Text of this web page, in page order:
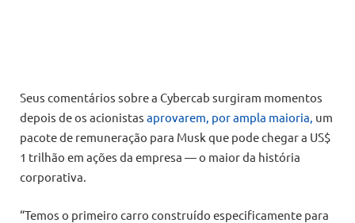
Seus comentários sobre a Cybercab surgiram momentos
depois de os acionistas aprovarem, por ampla maioria, um
pacote de remuneração para Musk que pode chegar a US$
1 trilhão em ações da empresa — o maior da história
corporativa.
“Temos o primeiro carro construído especificamente para